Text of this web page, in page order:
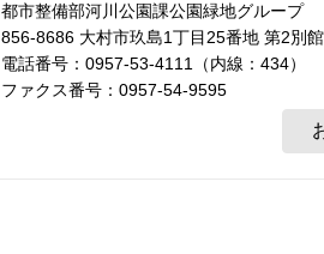
都市整備部河川公園課公園緑地グループ
856-8686 大村市玖島1丁目25番地 第2別
電話番号：0957-53-4111（内線：434）
ファクス番号：0957-54-9595